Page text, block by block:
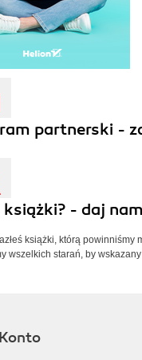
partnerski -
- daj
książki, którą
wszelkich starań, by